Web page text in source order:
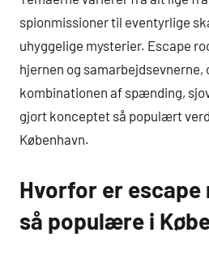
spionmissioner til eventyrlige
uhyggelige mysterier. Escape
hjernen og samarbejdsevnerne,
kombinationen af spænding,
gjort konceptet så populært
København.
Hvorfor er escape
så populære i